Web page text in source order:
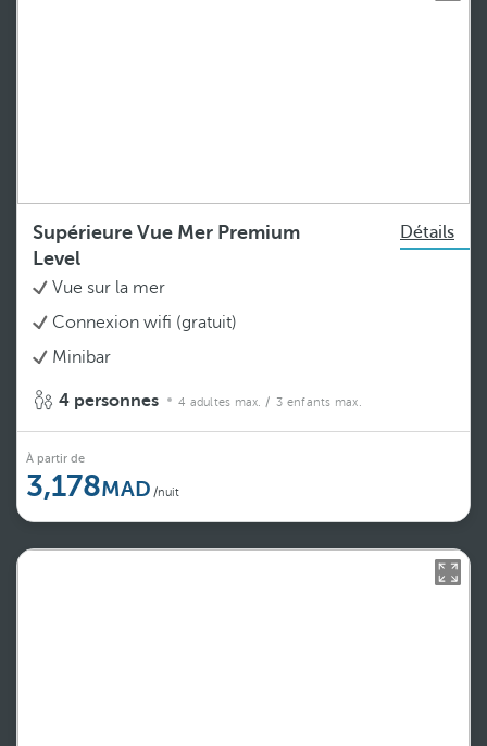
Supérieure Vue Mer Premium
Level
Détails
Vue sur la mer
Connexion wifi (gratuit)
Minibar
4 personnes 4 adultes max. / 3 enfants max.
À partir de
3,178 /nuit